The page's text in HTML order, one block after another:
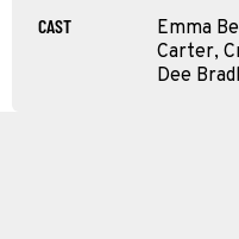
CAST
Emma
Carter,
Dee